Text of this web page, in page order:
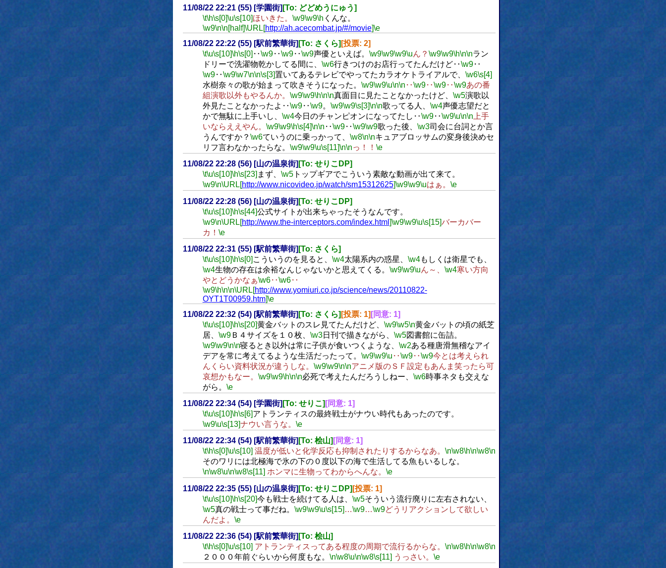
11/08/22 22:21 (55) [学園街] [To: どどめうにゅう]
\t\h\s[0]\u\s[10]ほいきた。 \w9\w9\h くんな。
\w9\n\n[half]\URL[http://ah.acecombat.jp/#/movie]\e
11/08/22 22:22 (55) [駅前繁華街] [To: さくら] [投票: 2]
\t\u\s[10]\h\s[0] ‥\w9‥\w9‥\w9声優といえば。 \w9\w9\w9\uん？ \w9\w9\h\n\nラン
ドリーで洗濯物乾かしてる間に、 \w6行きつけのお店行ってたんだけど‥\w9‥
\w9‥\w9\w7\n\n\s[3]置いてあるテレビでやってたカラオケトライアルで、 \w6\s[4]
水樹奈々の歌が始まって吹きそうになった。 \w9\w9\u\n\n ‥\w9‥\w9‥\w9あの番
組演歌以外もやるんか。 \w9\w9\h\n\n真面目に見たことなかったけど、 \w5演歌以
外見たことなかったよ‥\w9‥\w9。 \w9\w9\s[3]\n\n歌ってる人、 \w4声優志望だと
かで無駄に上手いし、 \w4今日のチャンピオンになってたし‥\w9‥\w9\u\n\n 上手
いならええやん。 \w9\w9\h\s[4]\n\n ‥\w9‥\w9\w9歌った後、 \w3司会に台詞とか言
うんですか？ \w6ていうのに乗っかって、 \w8\n\nキュアブロッサムの変身後決めセ
リフ言わなかったらな。 \w9\w9\u\s[11]\n\nっ！！ \e
11/08/22 22:28 (56) [山の温泉街] [To: せりこDP]
\t\u\s[10] \h\s[23] まず、 \w5トップギアでこういう素敵な動画が出て来て。
\w9\n\URL[ http://www.nicovideo.jp/watch/sm15312625] \w9\w9\uはぁ。 \e
11/08/22 22:28 (56) [山の温泉街] [To: せりこDP]
\t\u\s[10]\h\s[44]公式サイトが出来ちゃったそうなんです。
\w9\n\URL[http://www.the-interceptors.com/index.html ]\w9\w9\u\s[15]バーカバー
カ！ \e
11/08/22 22:31 (55) [駅前繁華街] [To: さくら]
\t\u\s[10]\h\s[0] こういうのを見ると、 \w4太陽系内の惑星、 \w4もしくは衛星でも、
\w4生物の存在は余裕なんじゃないかと思えてくる。 \w9\w9\uん～、 \w4寒い方向
やとどうかなぁ\w6‥\w6‥
\w9\h\n\n\URL[http://www.yomiuri.co.jp/science/news/20110822-
OYT1T00959.htm]\e
11/08/22 22:32 (54) [駅前繁華街] [To: さくら] [投票: 1] [同意: 1]
\t\u\s[10]\h\s[20]黄金バットのスレ見てたんだけど、 \w9\w5\n黄金バットの頃の紙芝
居、 \w9Ｂ４サイズを１０枚、 \w3日刊で描きながら、 \w5図書館に缶詰。
\w9\w9\n\n寝るとき以外は常に子供が食いつくような、 \w2ある種唐滑無稽なアイ
デアを常に考えてるような生活だったって。 \w9\w9\u ‥\w9‥\w9今とは考えられ
んくらい資料状況が違うしな。 \w9\w9\n\nアニメ版のＳＦ設定もあんま笑ったら可
哀想かもなー。 \w9\w9\h\n\n必死で考えたんだろうしねー、 \w6時事ネタも交えな
がら。 \e
11/08/22 22:34 (54) [学園街] [To: せりこ] [同意: 1]
\t\u\s[10]\h\s[6]アトランティスの最終戦士がナウい時代もあったのです。
\w9\u\s[13]ナウい言うな。 \e
11/08/22 22:34 (54) [駅前繁華街] [To: 桧山] [同意: 1]
\t\h\s[0]\u\s[10] 温度が低いと化学反応も抑制されたりするからなあ。 \n\w8\h\n\w8\n
そのワリには北極海で氷の下の０度以下の海で生活してる魚もいるしな。
\n\w8\u\n\w8\s[11] ホンマに生物ってわからへんな。 \e
11/08/22 22:35 (55) [山の温泉街] [To: せりこDP] [投票: 1]
\t\u\s[10]\h\s[20]今も戦士を続けてる人は、 \w5そういう流行廃りに左右されない、
\w5真の戦士って事だね。 \w9\w9\u\s[15] …\w9…\w9どうリアクションして欲しい
んだよ。 \e
11/08/22 22:36 (54) [駅前繁華街] [To: 桧山]
\t\h\s[0]\u\s[10] アトランティスってある程度の周期で流行るからな。 \n\w8\h\n\w8\n
２０００年前ぐらいから何度もな。 \n\w8\u\n\w8\s[11] うっさい。 \e